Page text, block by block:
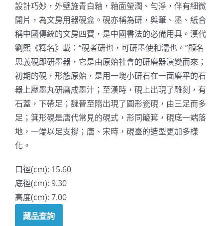
設計巧妙，外壁施青白釉，釉面瑩潤、勻淨，伴有細微
開片，為文房用器硯盒。硯亦稱為研，與筆、墨、紙合
稱中國傳統的文房四寶，是中國書法的必備用具。漢代
劉熙《釋名》載：“硯者研也，可研墨使和濡也。”顧名
思義硯即研墨器，它是由原始社會的研磨器演變而來；
初期的硯，形態原始，是用一塊小研石在一面磨平的石
器上壓墨丸研磨成墨汁；至漢時，硯上出現了雕刻，有
石蓋，下帶足；魏晉至隋出現了圓形瓷硯，由三足而多
足；箕形硯是唐代常見的硯式，形同簸箕，硯底一端落
地，一端以足支撐；唐、宋時，硯臺的造型更加多樣
化。
口徑(cm): 15.60
底徑(cm): 9.30
高度(cm): 7.00
藏品查詢